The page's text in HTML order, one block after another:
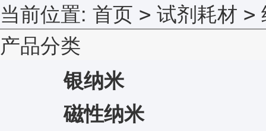
当前位置: 首页 > 试剂耗材 >
产品分类
银纳米
磁性纳米